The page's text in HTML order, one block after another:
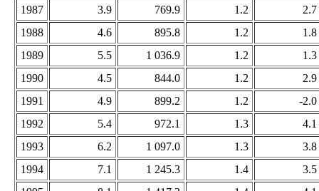
1987
3.9 769.9 1.2
2.7
1988
4.6 895.8 1.2
1.8
1989
5.5 1 036.9 1.2
1.3
1990
4.5 844.0 1.2
2.9
1991
4.9 899.2 1.2
-2.0
1992
5.4 972.1 1.3
4.1
1993
6.2 1 097.0 1.3
3.8
1994
7.1 1 245.3 1.4
3.5